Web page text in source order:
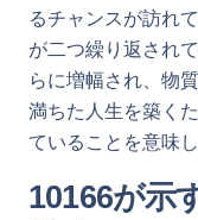
るチャンスが訪れ
が二つ繰り返され
らに増幅され、物
満ちた人生を築く
ていることを意味し
10166が示